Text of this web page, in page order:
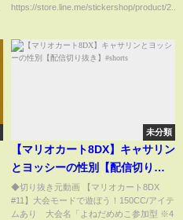
https://store.line.me/stickershop/product/2...
未分類
【マリオカート8DX】キャサリン
とヨッシーの性別【配信切り抜
き】#shorts
◆切り抜き元動画 【マリオカート8DX
#11】大会モードで遊ぼう！150CC/アイテ
ムあり 大会名「よねだめめこ参加型 ※4